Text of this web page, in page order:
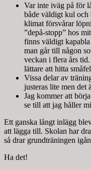
Var inte iväg på för
både väldigt kul och
klimat försvårar
”depå-stopp” hos
finns väldigt
man går till någon
veckan i flera års
lättare att hitta
Vissa delar av
justeras lite men det
Jag kommer att
se till att jag håller
Ett ganska långt inlägg
att lägga till. Skolan har
så drar grundträningen
Ha det!